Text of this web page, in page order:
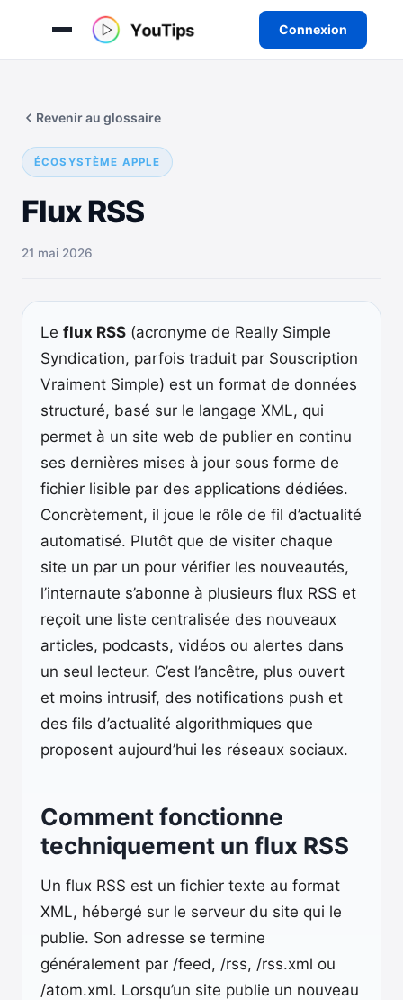
Connexion
contenu
ÉCOSYSTÈME APPLE
Flux RSS
Revenir au glossaire
21 mai 2026
Le flux RSS (acronyme de Really Simple
Syndication, parfois traduit par Souscription
Vraiment Simple) est un format de données
structuré, basé sur le langage XML, qui
permet à un site web de publier en continu
ses dernières mises à jour sous forme de
fichier lisible par des applications dédiées.
Concrètement, il joue le rôle de fil d’actualité
automatisé. Plutôt que de visiter chaque
site un par un pour vérifier les nouveautés,
l’internaute s’abonne à plusieurs flux RSS et
reçoit une liste centralisée des nouveaux
articles, podcasts, vidéos ou alertes dans
un seul lecteur. C’est l’ancêtre, plus ouvert
et moins intrusif, des notifications push et
des fils d’actualité algorithmiques que
proposent aujourd’hui les réseaux sociaux.
Comment fonctionne
techniquement un flux RSS
Un flux RSS est un fichier texte au format
XML, hébergé sur le serveur du site qui le
publie. Son adresse se termine
généralement par /feed, /rss, /rss.xml ou
/atom.xml. Lorsqu’un site publie un nouveau